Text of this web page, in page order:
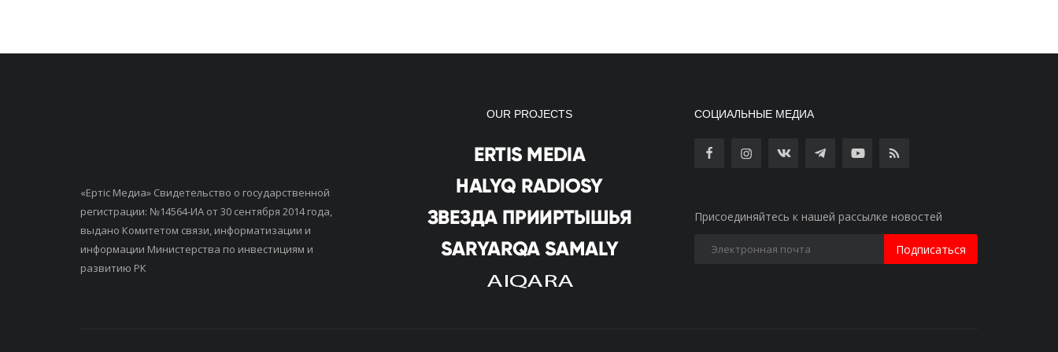
«Ертiс Медиа» Свидетельство о государственной
регистрации: №14564-ИА от 30 сентября 2014 года,
выдано Комитетом связи, информатизации и
информации Министерства по инвестициям и
развитию РК
OUR PROJECTS СОЦИАЛЬНЫЕ МЕДИА
Присоединяйтесь к нашей рассылке новостей
Подписаться